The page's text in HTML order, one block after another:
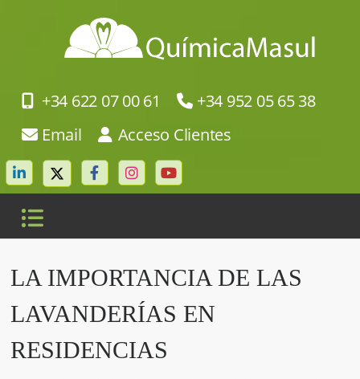
+34 622 07 00 61
+34 952 05 65 38
Email
Acceso Clientes
LA IMPORTANCIA DE LAS
LAVANDERÍAS EN
RESIDENCIAS